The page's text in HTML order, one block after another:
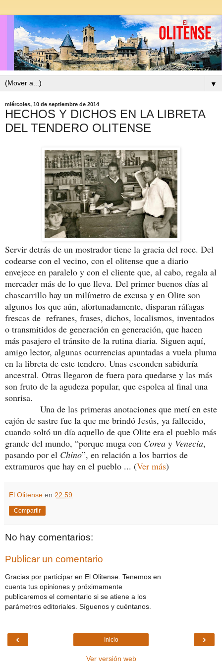
▼
miércoles, 10 de septiembre de 2014
HECHOS Y DICHOS EN LA LIBRETA
DEL TENDERO OLITENSE
Servir detrás de un mostrador tiene la gracia del roce. Del
codearse con el vecino, con el olitense que a diario
envejece en paralelo y con el cliente que, al cabo, regala al
mercader más de lo que lleva. Del primer buenos días al
chascarrillo hay un milímetro de excusa y en Olite son
algunos los que aún, afortunadamente, disparan ráfagas
frescas de refranes, frases, dichos, localismos, inventados
o transmitidos de generación en generación, que hacen
más pasajero el tránsito de la rutina diaria. Siguen aquí,
amigo lector, algunas ocurrencias apuntadas a vuela pluma
en la libreta de este tendero. Unas esconden sabiduría
ancestral. Otras llegaron de fuera para quedarse y las más
son fruto de la agudeza popular, que espolea al final una
sonrisa.
Una de las primeras anotaciones que metí en este
cajón de sastre fue la que me brindó Jesús, ya fallecido,
cuando soltó un día aquello de que Olite era el pueblo más
grande del mundo, “porque muga con Corea y Venecia,
pasando por el Chino”, en relación a los barrios de
extramuros que hay en el pueblo ... (Ver más)
El Olitense en 22:59
Compartir
No hay comentarios:
Publicar un comentario
Gracias por participar en El Olitense. Tenemos en
cuenta tus opiniones y próximamente
publicaremos el comentario si se atiene a los
parámetros editoriales. Síguenos y cuéntanos.
‹ ›
Inicio
Ver versión web